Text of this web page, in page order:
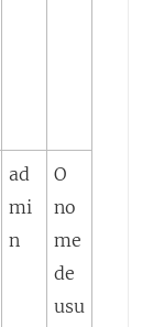
ad
mi
n
O
no
me
de
usu